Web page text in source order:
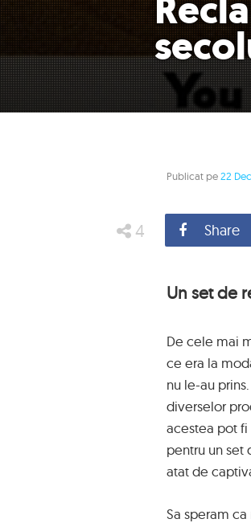
Publicat pe22
4 Share
Un set de
De cele mai
ce era la
nu le-au
diverselor
acestea pot fi
pentru un set
atat de
Sa speram